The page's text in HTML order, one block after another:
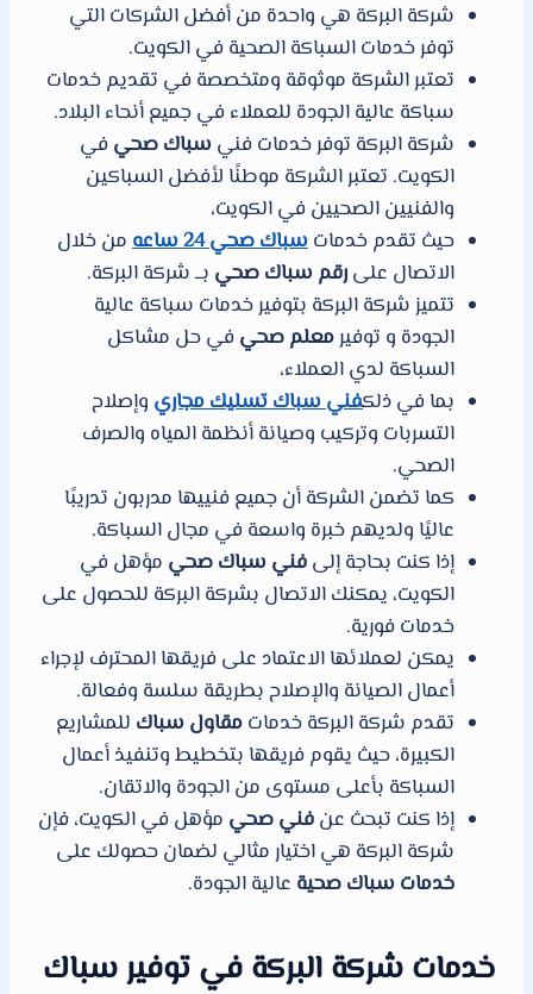
شركة البركة هي واحدة من أفضل الشركات التي
توفر خدمات السباكة الصحية في الكويت.
تعتبر الشركة موثوقة ومتخصصة في تقديم خدمات
سباكة عالية الجودة للعملاء في جميع أنحاء البلاد.
شركة البركة توفر خدمات فنيسباك صحي في
الكويت. تعتبر الشركة موطنًا لأفضل السباكين
والفنيين الصحيين في الكويت،
حيث تقدم خدماتسباك صحي 24 ساعه
من خلال
الاتصال علىرقم سباك صحي بــ شركة البركة.
تتميز شركة البركة بتوفير خدمات سباكة عالية
الجودة و توفيرمعلم صحي في حل مشاكل
السباكة لدي العملاء،
بما في ذلكفني سباك تسليك مجاري وإصلاح
التسربات وتركيب وصيانة أنظمة المياه والصرف
الصحي.
كما تضمن الشركة أن جميع فنييها مدربون تدريبًا
عاليًا ولديهم خبرة واسعة في مجال السباكة.
إذا كنت بحاجة إلىفني سباك صحي مؤهل في
الكويت، يمكنك الاتصال بشركة البركة للحصول على
خدمات فورية.
يمكن لعملائها الاعتماد على فريقها المحترف لإجراء
أعمال الصيانة والإصلاح بطريقة سلسة وفعالة.
تقدم شركة البركة خدماتمقاول سباك للمشاريع
الكبيرة، حيث يقوم فريقها بتخطيط وتنفيذ أعمال
السباكة بأعلى مستوى من الجودة والاتقان.
إذا كنت تبحث عنفني صحي مؤهل في الكويت، فإن
شركة البركة هي اختيار مثالي لضمان حصولك على
خدمات سباك صحية عالية الجودة.
خدمات شركة البركة في توفير سباك